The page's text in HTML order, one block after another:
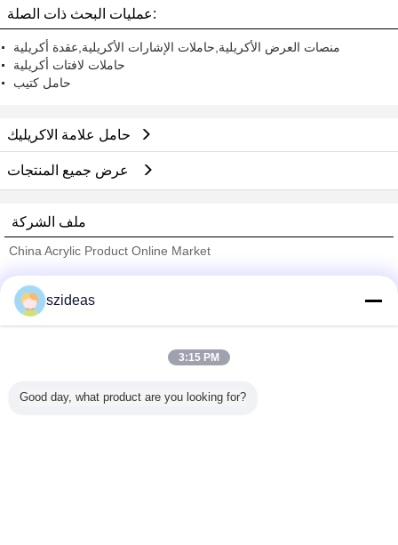
عمليات البحث ذات الصلة:
منصات العرض الأكريلية,حاملات الإشارات الأكريلية,عقدة أكريلية
حاملات لافتات أكريلية
حامل كتيب
حامل علامة الاكريليك
ملف الشركة
China Acrylic Product Online Market
Trust Seal
جميع المنتجات
szideas
3:15 PM
Good day, what product are you looking for?